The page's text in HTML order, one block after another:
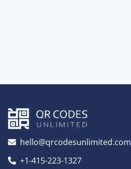
hello@qrcodesunlimited.com
+1-415-223-1327